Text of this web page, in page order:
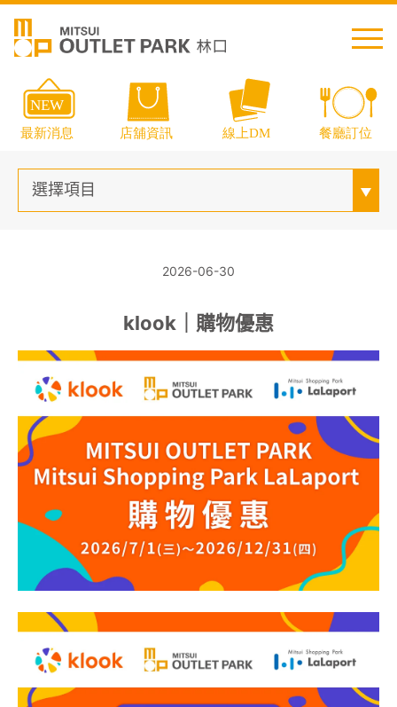
繁中 简中 日本語 English Thai
樓層導覽
顧客服務
關於我們
APP會員專區
2026-06-30
klook｜購物優惠